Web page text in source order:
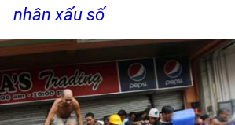
nhân xấu số